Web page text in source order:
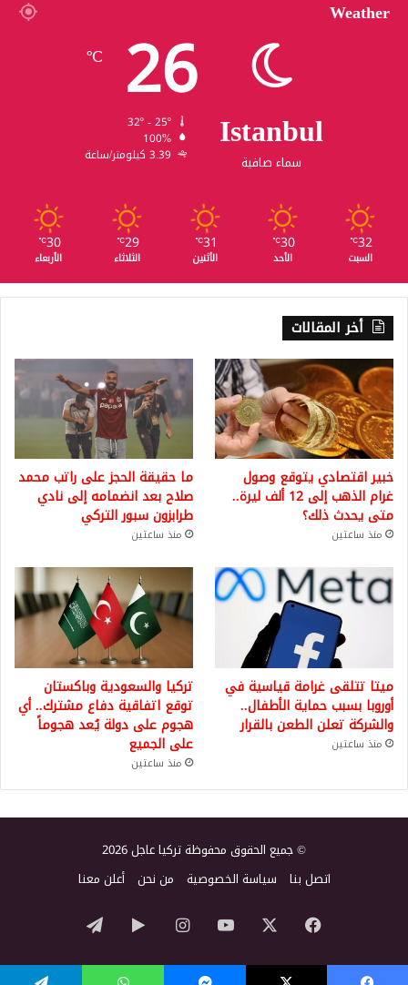
Weather
Istanbul
سماء صافية
26
℃
100%
3.39 كيلومتر/ساعة
32
℃
السبت
30
℃
الأحد
31
℃
الأثنين
29
℃
الثلاثاء
30
℃
الأربعاء
أخر المقالات
خبير اقتصادي يتوقع وصول
غرام الذهب إلى 12 ألف ليرة..
متى يحدث ذلك؟
منذ ساعتين
ما حقيقة الحجز على راتب محمد
صلاح بعد انضمامه إلى نادي
طرابزون سبور التركي
منذ ساعتين
ميتا تتلقى غرامة قياسية في
أوروبا بسبب حماية الأطفال..
والشركة تعلن الطعن بالقرار
منذ ساعتين
تركيا والسعودية وباكستان
توقع اتفاقية دفاع مشترك.. أي
هجوم على دولة يُعد هجوماً
على الجميع
منذ ساعتين
© جميع الحقوق محفوظة تركيا عاجل 2026
اتصل بنا سياسة الخصوصية من نحن أعلن معنا
فيسبوك ‫YouTubeانستقرام‏Google
Play
تيلقرام